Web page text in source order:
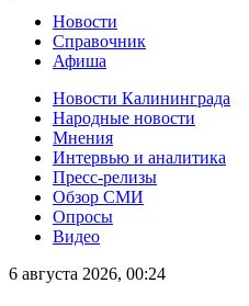
Новости
Справочник
Афиша
Новости Калининграда
Народные новости
Мнения
Интервью и аналитика
Пресс-релизы
Обзор СМИ
Опросы
Видео
6 августа 2026, 00:24